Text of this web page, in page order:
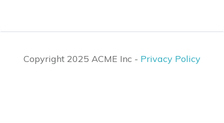
Copyright 2025 ACME Inc - Privacy Policy